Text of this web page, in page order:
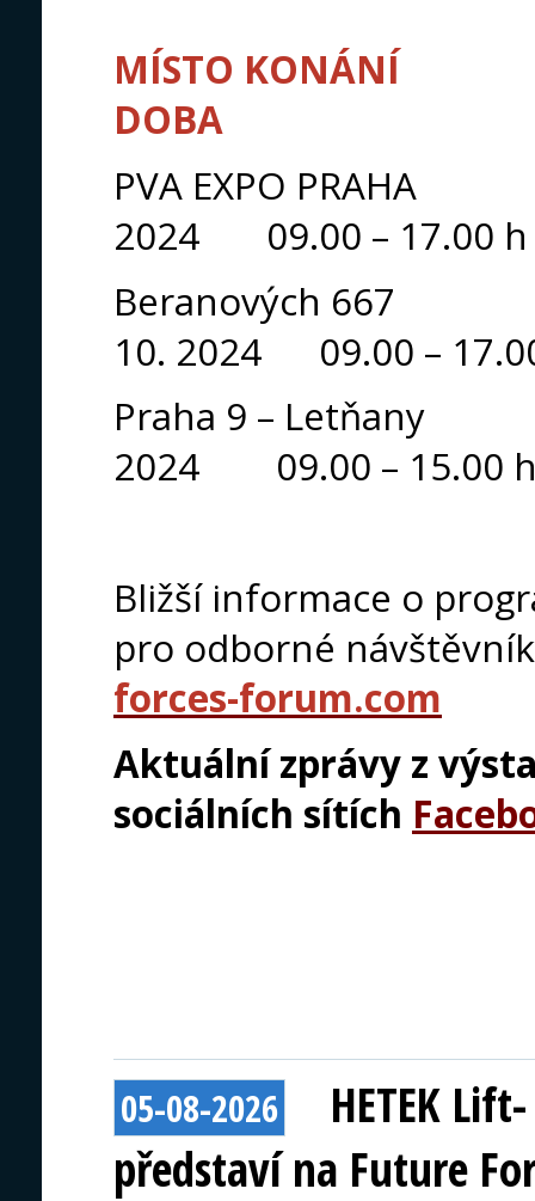
MÍSTO KONÁNÍ
DOBA
PVA EXPO
2024 09.00 – 17.00 h
Beranových
10. 2024 09.00 –
Praha 9 –
2024 09.00 – 15.00
Bližší informace o
pro odborné
forces-forum.com
Aktuální zprávy z
sociálních sítích
05-08-2026
HETEK
představí na Future